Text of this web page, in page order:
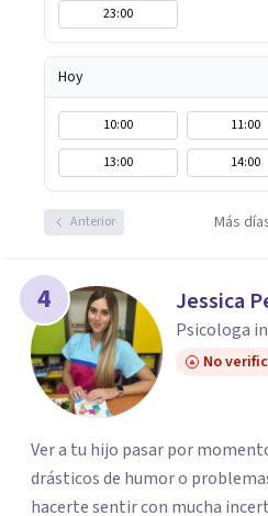
23:00
Hoy
10:00 11:00
13:00
14:00
Anterior Más
4 Jessica
Psicologa
No
Ver a tu hijo pasar por
drásticos de humor o
hacerte sentir con mucha